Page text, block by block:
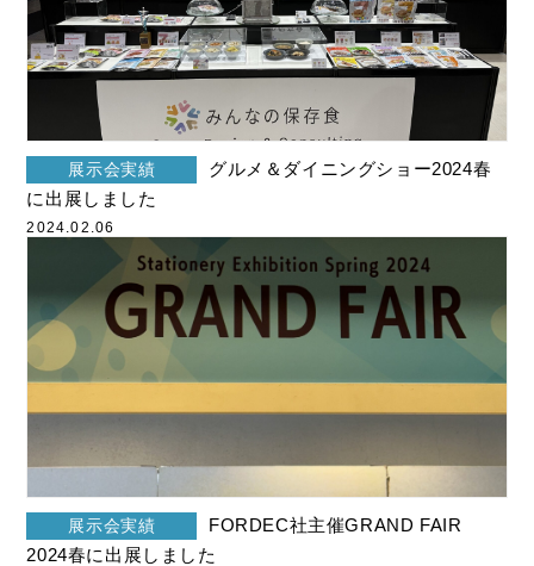
展示会実績
に出展しました
2024.02.06
展示会実績
2024春に出展しました